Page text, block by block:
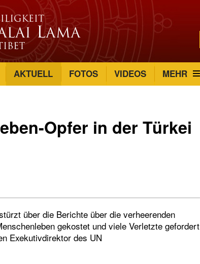
AKTUELL FOTOS VIDEOS MEHR
Opfer in der Türkei
über die Berichte über die verheerenden
gekostet und viele Verletzte gefordert
Exekutivdirektor des UN